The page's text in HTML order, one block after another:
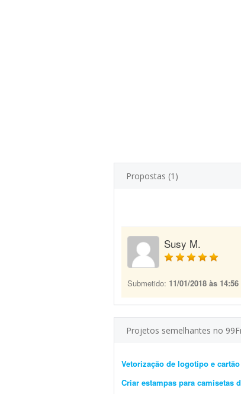
Propostas (1)
Susy M.
Submetido: 11/01/2018 às 14:56
Projetos semelhantes no
Vetorização de logotipo e
Criar estampas para camisetas